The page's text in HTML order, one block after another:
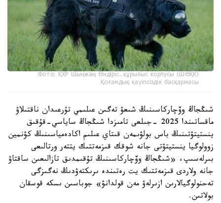
Фото: ҚХР Шыңжаң Өндіріс-құрылыс корпусы (ШӨҚК)
Қоғамдық қауіпсіздік басқармасы
شىڭجاڭ وۆچاركاسىنىڭ شىعۋ تەگىن عىلىمي تۇرعىدان ناقتىلاۋ
ماقساتىندا 2025 -جىلعى تامىزدا شىڭجاڭ ساياسي-قۇقىق
ينستيتۋتىنىڭ باس بولۋىمەن قىتاي عىلىم اكادەمياسىنىڭ كۋنمين
زوولوگيا ينستيتۋتى جانە شوقك قىزمەتتىك يتتەر ورتالىعى
بىرلەسىپ، «شىڭجاڭ وۆچاركاسىنىڭ تۇقىمدىق تازالىعىن ساقتاۋ
جانە ولاردى قىزمەتتىك يت رەتىندە ىرىكتەۋدىڭ نەگىزگى
تەحنولوگيالارىن ازىرلەۋ مەن قولدانۋ» جوباسىن ىسكە قوسقان
بولاتىن.